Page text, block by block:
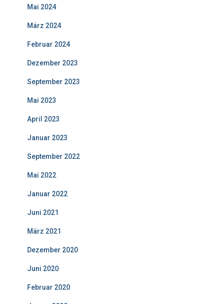
Mai 2024
März 2024
Februar 2024
Dezember 2023
September 2023
Mai 2023
April 2023
Januar 2023
September 2022
Mai 2022
Januar 2022
Juni 2021
März 2021
Dezember 2020
Juni 2020
Februar 2020